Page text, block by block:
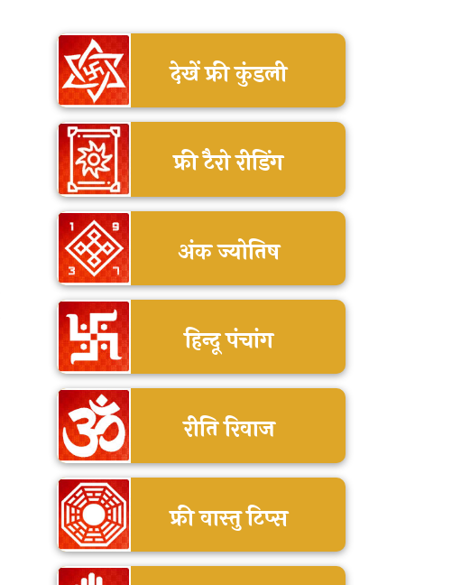
देखें फ्री कुंडली
फ्री टैरो रीडिंग
अंक ज्योतिष
हिन्दू पंचांग
रीति रिवाज
फ्री वास्तु टिप्स